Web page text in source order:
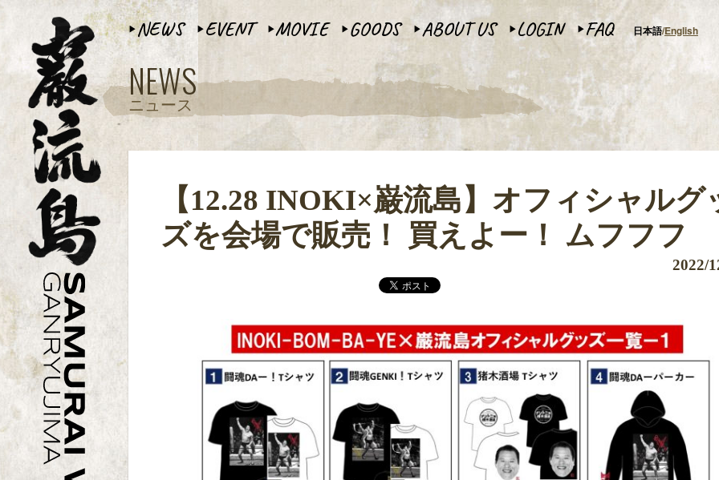
▶︎NEWS ▶︎ EVENT ▶︎MOVIE ▶︎ GOODS ▶︎ABOUT US ▶︎ LOGIN ▶︎FAQ 日本語English
NEWS
ニュース
【12.28 INOKI×巌流島】オフィシャルグ
ズを会場で販売！ 買えよー！ ムフフフ
2022/